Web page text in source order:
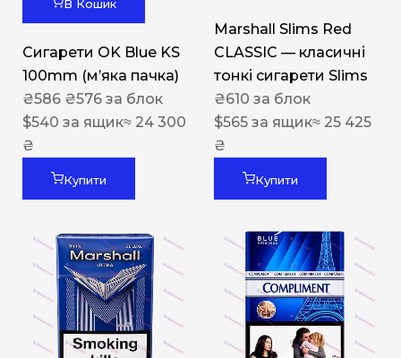
В Кошик
Сигарети OK Blue KS
100mm (м’яка пачка)
₴586 ₴576 за блок
$540 за ящик≈ 24 300
₴
Купити
Marshall Slims Red
CLASSIC — класичні
тонкі сигарети Slims
₴610 за блок
$565 за ящик≈ 25 425
₴
Купити